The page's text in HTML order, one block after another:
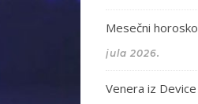
Mesečni
jula 2026.
Venera iz